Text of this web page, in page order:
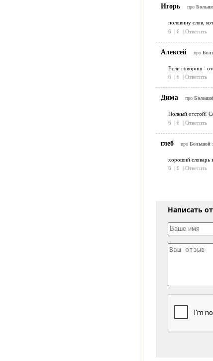
Игорь про
половину слов,
6
| 6 | Ответить
Алексей про
Если говориш -
6
| 6 | Ответить
Дима про
Полный отстой!
6
| 6 | Ответить
глеб про Большой
хороший словарь
6
| 6 | Ответить
Написать